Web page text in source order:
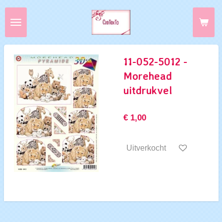
Ga
direct
de
hoofdinhoud
11-052-5012 -
Morehead
uitdrukvel
€ 1,00
Uitverkocht